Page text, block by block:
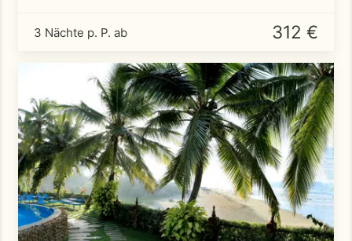
3 Nächte p. P. ab 312 €